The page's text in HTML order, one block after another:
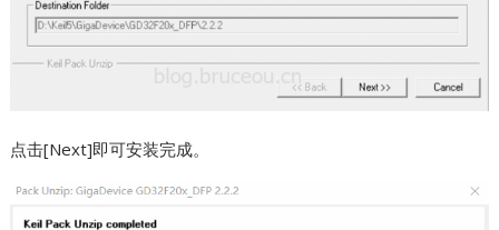
点击[Next]即可安装完成。